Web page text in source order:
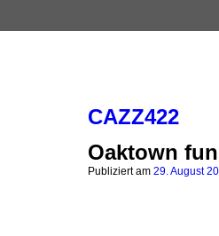
CAZZ422
Oaktown
Publiziert am 29. August